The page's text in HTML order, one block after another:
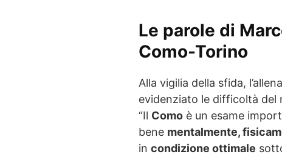
Le parole di
Como-Torino
Alla vigilia della sfida,
evidenziato le difficoltà del
“Il Como è un esame
bene mentalmente,
in condizione ottimale